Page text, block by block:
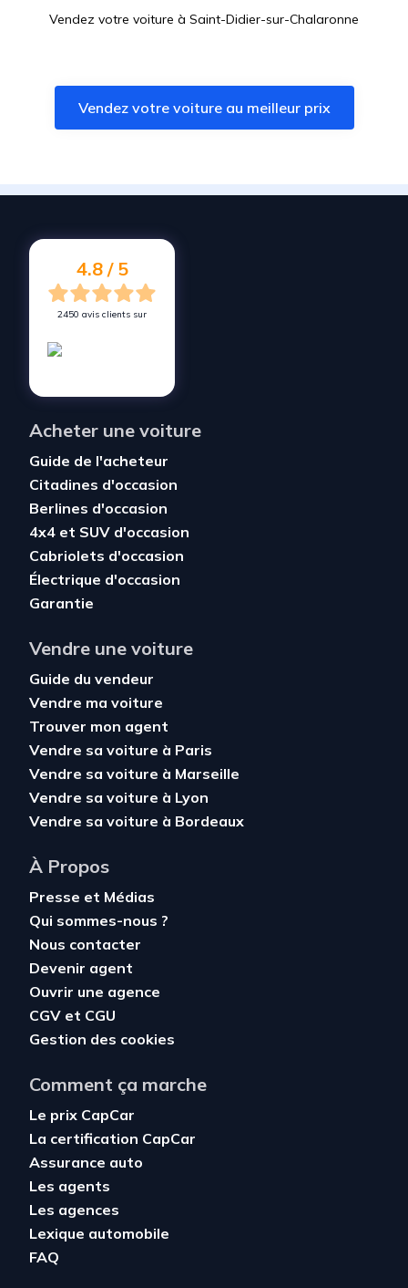
Vendez votre voiture à Saint-Didier-sur-Chalaronne
Vendez votre voiture àCharolles
Vendez votre voiture àBeaujeu
Vendez votre voiture à
Vendez votre voiture au meilleur prix
4.8 / 5
2450 avis clients sur
Acheter une voiture
Guide de l'acheteur
Citadines d'occasion
Berlines d'occasion
4x4 et SUV d'occasion
Cabriolets d'occasion
Électrique d'occasion
Garantie
Vendre une voiture
Guide du vendeur
Vendre ma voiture
Trouver mon agent
Vendre sa voiture à Paris
Vendre sa voiture à Marseille
Vendre sa voiture à Lyon
Vendre sa voiture à Bordeaux
À Propos
Presse et Médias
Qui sommes-nous ?
Nous contacter
Devenir agent
Ouvrir une agence
CGV et CGU
Gestion des cookies
Comment ça marche
Le prix CapCar
La certification CapCar
Assurance auto
Les agents
Les agences
Lexique automobile
FAQ